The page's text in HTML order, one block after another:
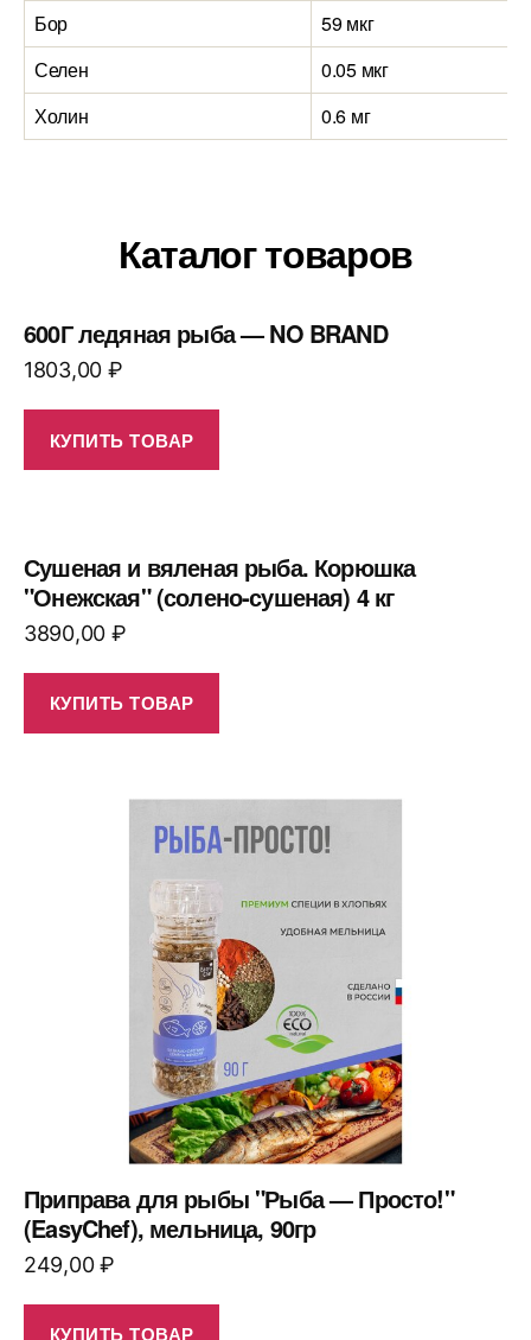
Бор
59 мкг
Селен
0.05 мкг
Холин
0.6 мг
Каталог товаров
600Г ледяная рыба — NO BRAND
1803,00 ₽
КУПИТЬ ТОВАР
Сушеная и вяленая рыба. Корюшка
"Онежская" (солено-сушеная) 4 кг
3890,00 ₽
КУПИТЬ ТОВАР
Приправа для рыбы "Рыба — Просто!"
(EasyChef), мельница, 90гр
249,00₽
КУПИТЬ ТОВАР